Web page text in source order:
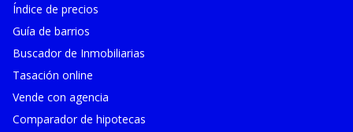
Índice de precios
Guía de barrios
Buscador de Inmobiliarias
Tasación online
Vende con agencia
Comparador de hipotecas